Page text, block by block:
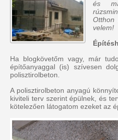
és
Otthon
velem!
Ha blogkövetőm vagy, már
építőanyaggal (is) szívesen
polisztirolbeton.
A polisztirolbeton anyagú
kiviteli terv szerint épülnek, és
kötelezően látogatom ezeket az